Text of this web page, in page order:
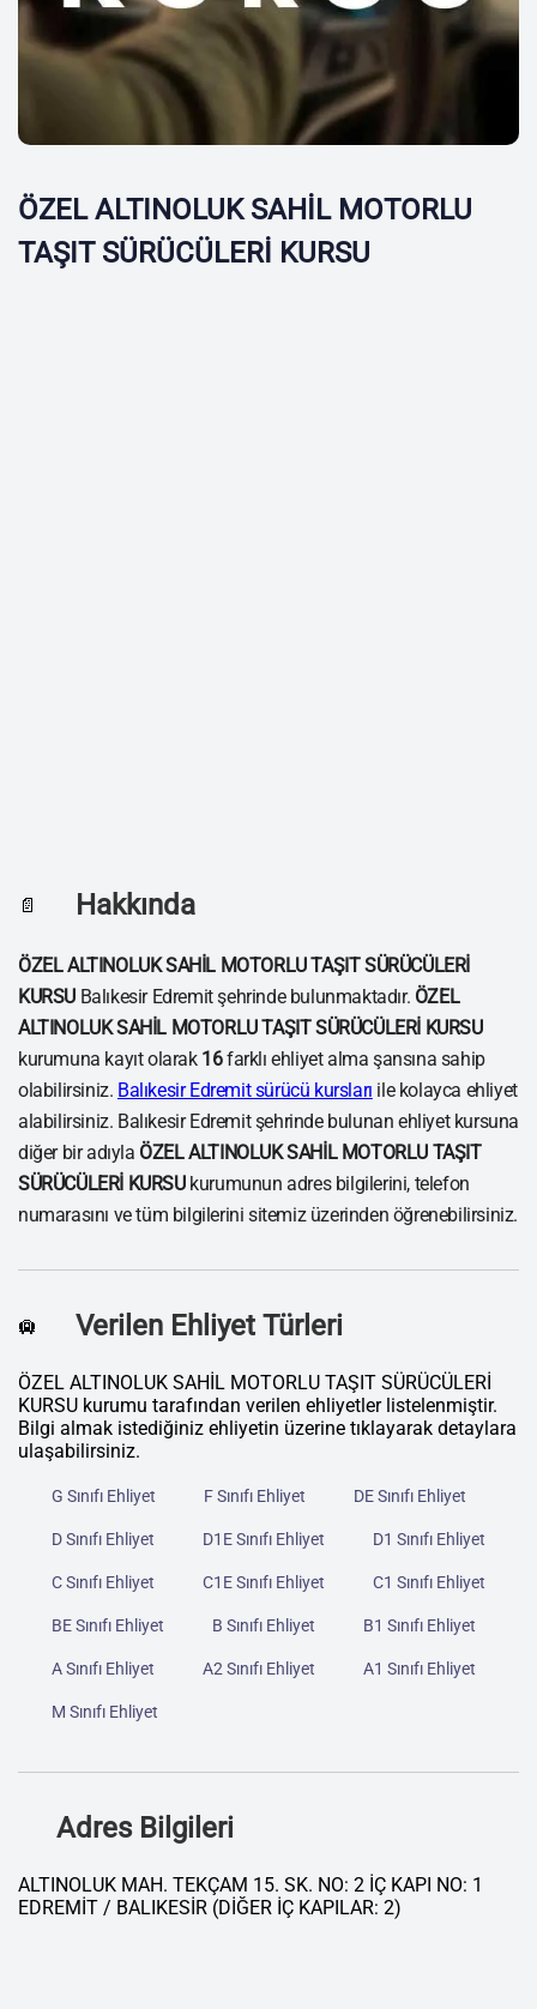
ÖZEL ALTINOLUK SAHİL MOTORLU
TAŞIT SÜRÜCÜLERİ KURSU
📄 Hakkında
ÖZEL ALTINOLUK SAHİL MOTORLU TAŞIT SÜRÜCÜLERİ
KURSU Balıkesir Edremit şehrinde bulunmaktadır. ÖZEL
ALTINOLUK SAHİL MOTORLU TAŞIT SÜRÜCÜLERİ KURSU
kurumuna kayıt olarak 16farklı ehliyet alma şansına sahip
olabilirsiniz. Balıkesir Edremit sürücü kursları ile kolayca ehliyet
alabilirsiniz. Balıkesir Edremit şehrinde bulunan ehliyet kursuna
diğer bir adıyla ÖZEL ALTINOLUK SAHİL MOTORLU TAŞIT
SÜRÜCÜLERİ KURSUkurumunun adres bilgilerini, telefon
numarasını ve tüm bilgilerini sitemiz üzerinden öğrenebilirsiniz.
🛄 Verilen Ehliyet Türleri
ÖZEL ALTINOLUK SAHİL MOTORLU TAŞIT SÜRÜCÜLERİ
KURSU kurumu tarafından verilen ehliyetler listelenmiştir.
Bilgi almak istediğiniz ehliyetin üzerine tıklayarak detaylara
ulaşabilirsiniz.
G Sınıfı Ehliyet F Sınıfı Ehliyet DE Sınıfı Ehliyet
D Sınıfı Ehliyet D1E Sınıfı Ehliyet D1 Sınıfı Ehliyet
C Sınıfı Ehliyet C1E Sınıfı Ehliyet C1 Sınıfı Ehliyet
BE Sınıfı Ehliyet B Sınıfı Ehliyet B1 Sınıfı Ehliyet
A Sınıfı Ehliyet A2 Sınıfı Ehliyet A1 Sınıfı Ehliyet
M Sınıfı Ehliyet
Adres Bilgileri
ALTINOLUK MAH. TEKÇAM 15. SK. NO: 2 İÇ KAPI NO: 1
EDREMİT / BALIKESİR (DİĞER İÇ KAPILAR: 2)